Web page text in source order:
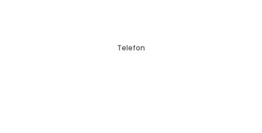
Telefon